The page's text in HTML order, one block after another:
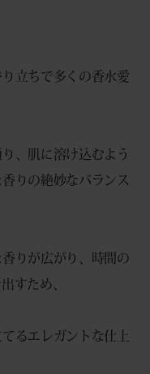
立ちで多くの香水愛
、肌に溶け込むよう
りの絶妙なバランス
りが広がり、時間の
すため、
るエレガントな仕上